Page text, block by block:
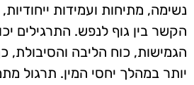
נשימה, מתיחות ועמידות
הקשר בין גוף לנפש. התרגילים
הגמישות, כוח הליבה והסיבולת,
יותר במהלך יחסי המין. תרגול